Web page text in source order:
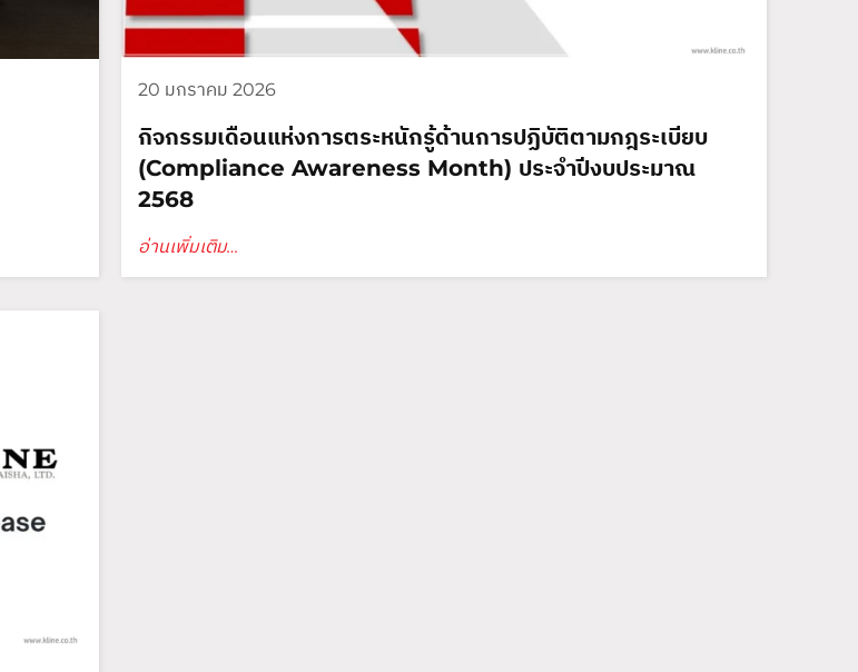
20 มกราคม 2026
กิจกรรมเดือนแห่งการตระหนักรู้ด้านการปฏิบัติตามกฎระเบียบ
(Compliance Awareness Month) ประจำปีงบประมาณ
2568
อ่านเพิ่มเติม…